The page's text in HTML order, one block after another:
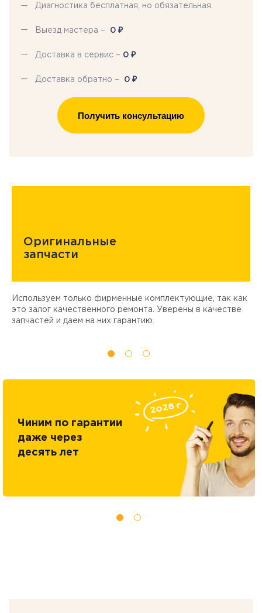
Диагностика бесплатная, но обязательная.
Выезд мастера – 0 ₽
Доставка в сервис – 0 ₽
Доставка обратно – 0 ₽
Получить консультацию
Оригинальные
запчасти
Используем только фирменные комплектующие, так как
это залог качественного ремонта. Уверены в качестве
запчастей и даем на них гарантию.
Чиним по гарантии
даже через
десять лет